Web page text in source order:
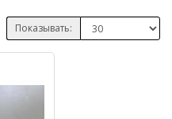
Показывать: